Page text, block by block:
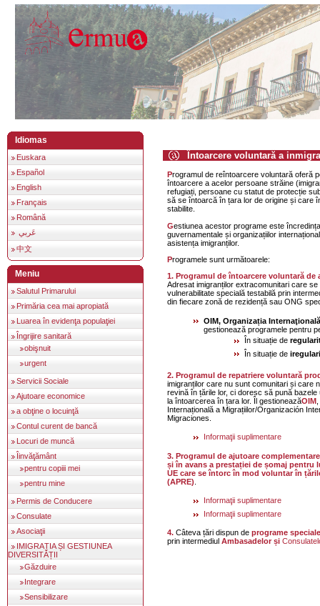
Idiomas
Euskara
Español
English
Français
Română
中文
Meniu
Salutul Primarului
Primăria cea mai apropiată
Luarea în evidenţa populaţiei
Îngrijire sanitară
obişnuit
urgent
Servicii Sociale
Ajutoare economice
a obţine o locuinţă
Contul curent de bancă
Locuri de muncă
Îinvăţământ
pentru copiii mei
pentru mine
Permis de Conducere
Consulate
Asociaţii
IMIGRAȚIA ȘI GESTIUNEA
DIVERSITĂȚII
Găzduire
Integrare
Sensibilizare
Întoarcere voluntară a
Programul de reîntoarcere voluntară oferă posibilitatea de
întoarcere a acelor persoane străine
refugiați, persoane cu statut de protecție
să se întoarcă în țara lor de origine și care
stabilite.
Gestiunea acestor programe este încredințată organizațiilor non
guvernamentale și organizațiilor
asistența imigranților.
Programele sunt următoarele:
1. Programul de întoarcere voluntară
Adresat imigranților extracomunitari care se
vulnerabilitate specială testabilă prin
din fiecare zonă de rezidență sau ONG
OIM, Organizația
gestionează programele pentru
În situație de
În situație de
2. Programul de repatriere voluntară
imigranților care nu sunt comunitari și care
revină în țările lor, ci doresc să pună bazele
la întoarcerea în țara lor. Îl gestioneazăOIM,
Internațională a Migrațiilor/Organización
Migraciones.
Informaţii suplimentare
3. Programul de ajutoare complementare la plata cumulativă
și în avans a prestației de șomaj pentru
UE care se întorc în mod voluntar în
(APRE)
Informaţii suplimentare
Informaţii suplimentare
4.Câteva țări dispun de programe speciale
prin intermediul Ambasadelor și